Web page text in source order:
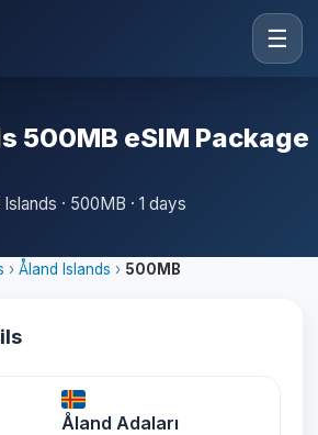
☰
500MB eSIM Package
· 500MB · 1 days
› Åland Islands › 500MB
Åland Adaları